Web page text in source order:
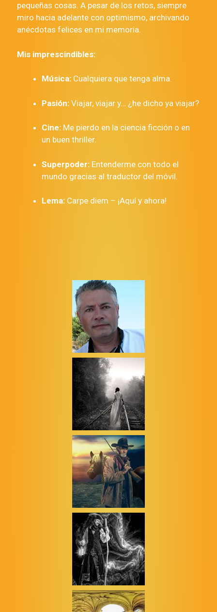
pequeñas cosas. A pesar de los retos, siempre
miro hacia adelante con optimismo, archivando
anécdotas felices en mi memoria.
Mis imprescindibles:
Música: Cualquiera que tenga alma.
Pasión: Viajar, viajar y… ¿he dicho ya viajar?
Cine: Me pierdo en la ciencia ficción o en
un buen thriller.
Superpoder: Entenderme con todo el
mundo gracias al traductor del móvil.
Lema: Carpe diem – ¡Aquí y ahora!